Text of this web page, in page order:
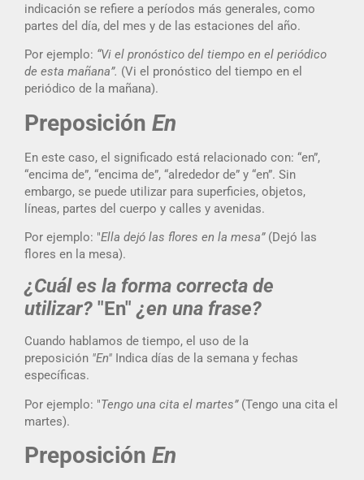
indicación se refiere a períodos más generales, como
partes del día, del mes y de las estaciones del año.
Por ejemplo: “Vi el pronóstico del tiempo en el periódico
de esta mañana”. (Vi el pronóstico del tiempo en el
periódico de la mañana).
Preposición En
En este caso, el significado está relacionado con: “en”,
“encima de”, “encima de”, “alrededor de” y “en”. Sin
embargo, se puede utilizar para superficies, objetos,
líneas, partes del cuerpo y calles y avenidas.
Por ejemplo: "Ella dejó las flores en la mesa”(Dejó las
flores en la mesa).
¿Cuál es la forma correcta de
utilizar? "En" ¿en una frase?
Cuando hablamos de tiempo, el uso de la
preposición "En" Indica días de la semana y fechas
específicas.
Por ejemplo: "Tengo una cita el martes” (Tengo una cita el
martes).
Preposición En